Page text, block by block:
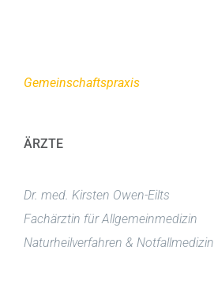
Gemeinschaftspraxis
ÄRZTE
Dr. med. Kirsten Owen-Eilts
Fachärztin für Allgemeinmedizin
Naturheilverfahren & Notfallmedizin